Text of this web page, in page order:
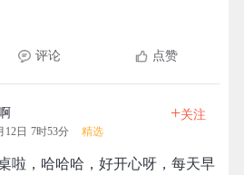
评论 点赞
12日 7时53分 精选
+关注
啦，哈哈哈，好开心呀，每天早